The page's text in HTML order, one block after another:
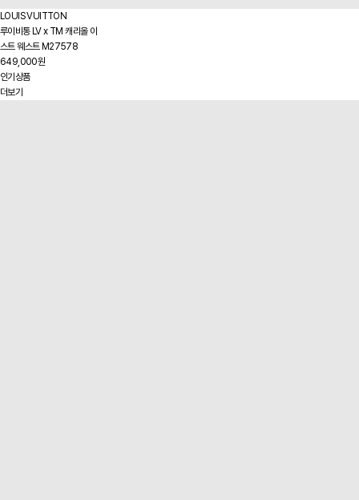
LOUIS VUITTON
루이비통 LV x TM 캐리올 이
스트 웨스트 M27578
649,000원
인기상품
더보기